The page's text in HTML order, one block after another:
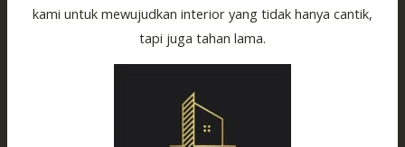
kami untuk mewujudkan interior yang tidak hanya cantik,
tapi juga tahan lama.